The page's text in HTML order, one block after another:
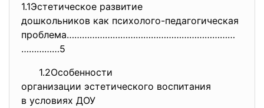
1.1Эстетическое развитие
дошкольников как психолого-педагогическая
проблема…………………………………………………………
……………5
1.2Особенности
организации эстетического воспитания
в условиях ДОУ